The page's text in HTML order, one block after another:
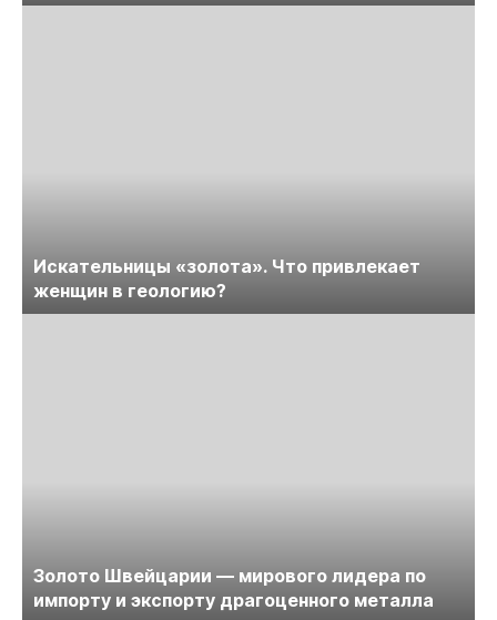
Искательницы «золота». Что привлекает
женщин в геологию?
Золото Швейцарии — мирового лидера по
импорту и экспорту драгоценного металла